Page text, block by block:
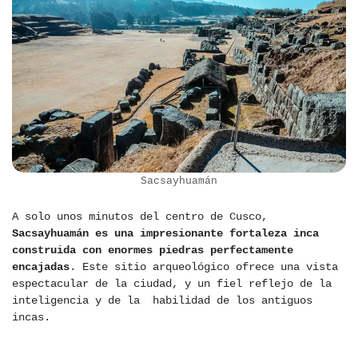
Sacsayhuamán
A solo unos minutos del centro de Cusco,
Sacsayhuamán es una impresionante fortaleza inca
construida con enormes piedras perfectamente
encajadas. Este sitio arqueológico ofrece una vista
espectacular de la ciudad, y un fiel reflejo de la
inteligencia y de la habilidad de los antiguos
incas.